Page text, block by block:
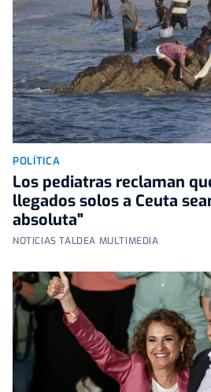
POLÍTICA
Los pediatras reclaman
llegados solos a Ceuta
absoluta"
NOTICIAS TALDEA MULTIMEDIA